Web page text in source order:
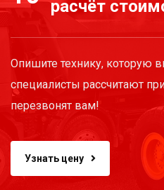
расчёт
Опишите технику, которую
специалисты рассчитают
перезвонят вам!
Узнать цену